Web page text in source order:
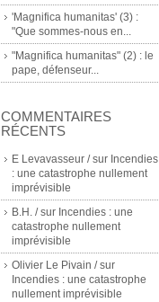
'Magnifica humanitas' (3) :
"Que sommes-nous en...
"Magnifica humanitas" (2) : le
pape, défenseur...
COMMENTAIRES
RÉCENTS
E Levavasseur /sur Incendies
: une catastrophe nullement
imprévisible
B.H. /sur Incendies : une
catastrophe nullement
imprévisible
Olivier Le Pivain /sur
Incendies : une catastrophe
nullement imprévisible